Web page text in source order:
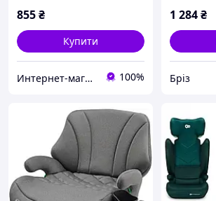
855₴
Купити
Интернет-магазин детских товаров "Jennifer" 100%
1 284₴
Бріз